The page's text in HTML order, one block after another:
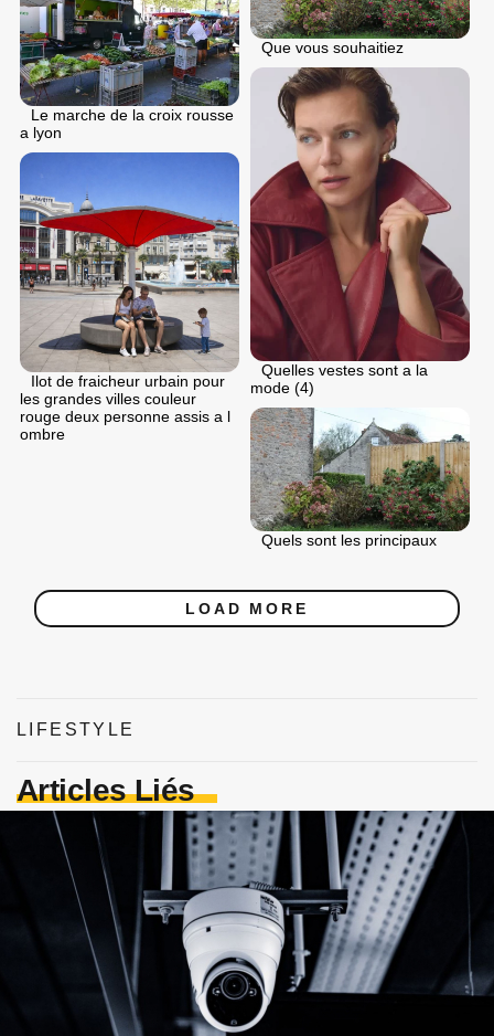
Que vous souhaitiez
Le marche de la croix rousse
a lyon
Quelles vestes sont a la
mode (4)
Ilot de fraicheur urbain pour
les grandes villes couleur
rouge deux personne assis a l
ombre
Quels sont les principaux
LOAD MORE
LIFESTYLE
Articles Liés